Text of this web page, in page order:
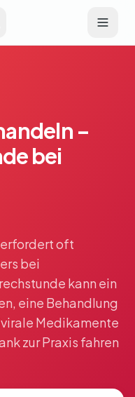
–
bei
erfordert oft
bei
kann ein
eine Behandlung
Medikamente
zur Praxis fahren